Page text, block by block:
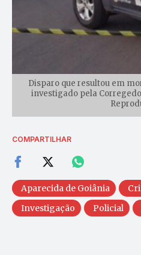
Disparo que resultou em
investigado pela
COMPARTILHAR
Aparecida de Goiânia
Investigação
Policial